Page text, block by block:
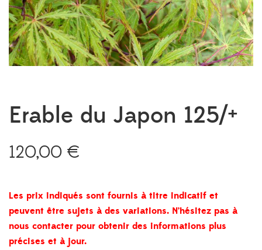
Erable du Japon 125/+
120,00 €
Les prix indiqués sont fournis à titre indicatif et
peuvent être sujets à des variations. N’hésitez pas à
nous contacter pour obtenir des informations plus
précises et à jour.